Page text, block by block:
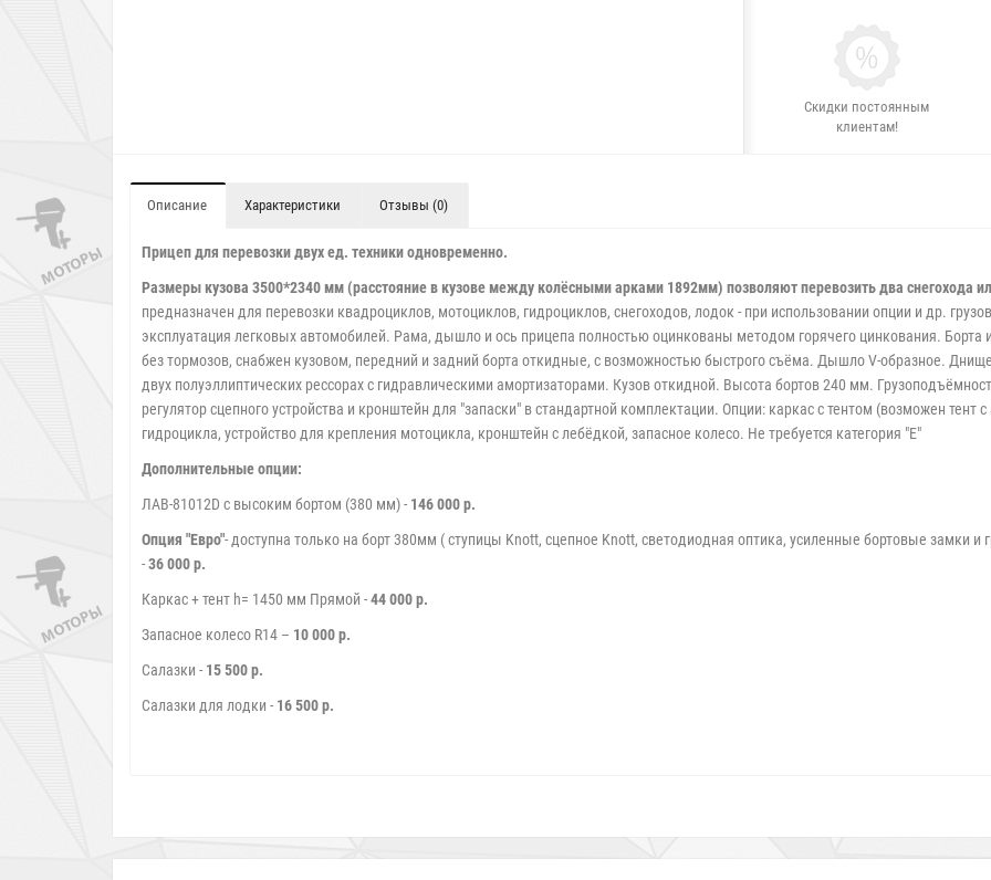
Скидки постоянным
клиентам!
Описание Характеристики Отзывы (0)
Прицеп для перевозки двух ед. техники одновременно.
Размеры кузова 3500*2340 мм (расстояние в кузове между колёсными арками 1892мм) позволяют перевозить два снегохода
предназначен для перевозки квадроциклов, мотоциклов, гидроциклов, снегоходов, лодок - при использовании опции и др.
эксплуатация легковых автомобилей. Рама, дышло и ось прицепа полностью оцинкованы методом горячего цинкования.
без тормозов, снабжен кузовом, передний и задний борта откидные, с возможностью быстрого съёма. Дышло V-образное.
двух полуэллиптических рессорах с гидравлическими амортизаторами. Кузов откидной. Высота бортов 240 мм.
регулятор сцепного устройства и кронштейн для "запаски" в стандартной комплектации. Опции: каркас с тентом (возможен
гидроцикла, устройство для крепления мотоцикла, кронштейн с лебёдкой, запасное колесо. Не требуется категория "Е"
Дополнительные опции:
ЛАВ-81012D с высоким бортом (380 мм) - 146 000 р.
Опция "Евро"- доступна только на борт 380мм ( ступицы Knott, сцепное Knott, светодиодная оптика, усиленные бортовые замки
-36 000 р.
Каркас + тент h= 1450 мм Прямой -44 000 р.
Запасное колесо R14 – 10 000 р.
Салазки - 15 500 р.
Салазки для лодки - 16 500 р.